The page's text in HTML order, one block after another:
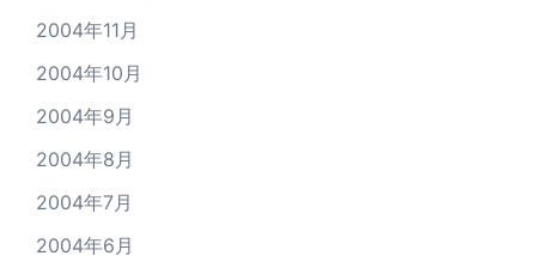
2004年11月
2004年10月
2004年9月
2004年8月
2004年7月
2004年6月